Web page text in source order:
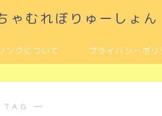
ゃむれぼりゅーしょ
ンクについて プライバシーポリ
―